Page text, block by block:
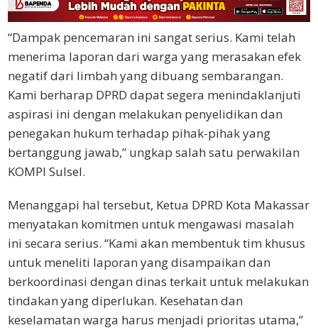
“Dampak pencemaran ini sangat serius. Kami telah
menerima laporan dari warga yang merasakan efek
negatif dari limbah yang dibuang sembarangan.
Kami berharap DPRD dapat segera menindaklanjuti
aspirasi ini dengan melakukan penyelidikan dan
penegakan hukum terhadap pihak-pihak yang
bertanggung jawab,” ungkap salah satu perwakilan
KOMPI Sulsel.
Menanggapi hal tersebut, Ketua DPRD Kota Makassar
menyatakan komitmen untuk mengawasi masalah
ini secara serius. “Kami akan membentuk tim khusus
untuk meneliti laporan yang disampaikan dan
berkoordinasi dengan dinas terkait untuk melakukan
tindakan yang diperlukan. Kesehatan dan
keselamatan warga harus menjadi prioritas utama,”